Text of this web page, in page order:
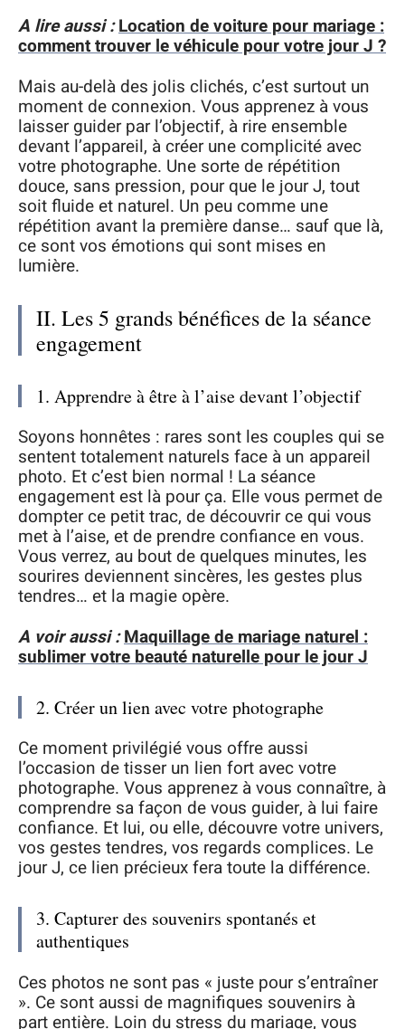
A lire aussi :Location de voiture pour mariage :
comment trouver le véhicule pour votre jour J ?
Mais au-delà des jolis clichés, c’est surtout un
moment de connexion. Vous apprenez à vous
laisser guider par l’objectif, à rire ensemble
devant l’appareil, à créer une complicité avec
votre photographe. Une sorte de répétition
douce, sans pression, pour que le jour J, tout
soit fluide et naturel. Un peu comme une
répétition avant la première danse… sauf que là,
ce sont vos émotions qui sont mises en
lumière.
II. Les 5 grands bénéfices de la séance
engagement
1. Apprendre à être à l’aise devant l’objectif
Soyons honnêtes : rares sont les couples qui se
sentent totalement naturels face à un appareil
photo. Et c’est bien normal ! La séance
engagement est là pour ça. Elle vous permet de
dompter ce petit trac, de découvrir ce qui vous
met à l’aise, et de prendre confiance en vous.
Vous verrez, au bout de quelques minutes, les
sourires deviennent sincères, les gestes plus
tendres… et la magie opère.
A voir aussi : Maquillage de mariage naturel :
sublimer votre beauté naturelle pour le jour J
2. Créer un lien avec votre photographe
Ce moment privilégié vous offre aussi
l’occasion de tisser un lien fort avec votre
photographe. Vous apprenez à vous connaître, à
comprendre sa façon de vous guider, à lui faire
confiance. Et lui, ou elle, découvre votre univers,
vos gestes tendres, vos regards complices. Le
jour J, ce lien précieux fera toute la différence.
3. Capturer des souvenirs spontanés et
authentiques
Ces photos ne sont pas « juste pour s’entraîner
». Ce sont aussi de magnifiques souvenirs à
part entière. Loin du stress du mariage, vous